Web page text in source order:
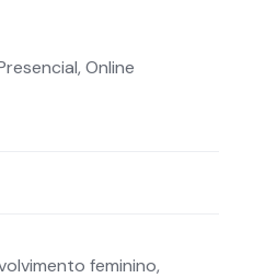
Online
feminino,